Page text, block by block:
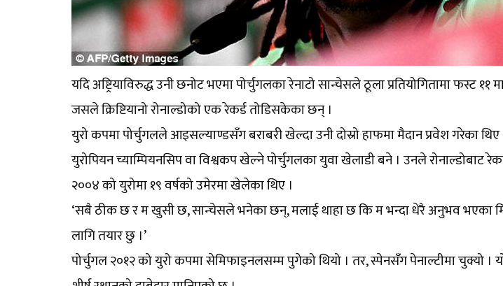
यदि अष्ट्रियाविरुद्ध उनी छनोट भएमा पोर्चुगलका रेनाटो सान्चेसले ठूला प्रतियोगितामा फस्ट
जसले क्रिष्टियानो रोनाल्डोको एक रेकर्ड तोडिसकेका छन् ।
युरो कपमा पोर्चुगलले आइसल्याण्डसँग बराबरी खेल्दा उनी दोस्रो हाफमा मैदान प्रवेश गरेका
युरोपियन च्याम्पियनसिप वा विश्वकप खेल्ने पोर्चुगलका युवा खेलाडी बने । उनले रोनाल्डोबाट
२००४ को युरोमा १९ वर्षको उमेरमा खेलेका थिए ।
‘सबै ठीक छ र म खुसी छ, सान्चेसले भनेका छन्, मलाई थाहा छ कि म भन्दा धेरै अनुभव भएका
लागि तयार छु ।’
पोर्चुगल २०१२ को युरो कपमा सेमिफाइनलसम्म पुगेको थियो । तर, स्पेनसँग पेनाल्टीमा चुक्यो